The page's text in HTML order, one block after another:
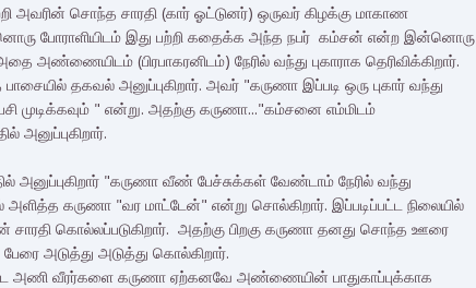
அவரின் சொந்த சாரதி (கார் ஓட்டுனர்) ஒருவர் கிழக்கு மாகாண
போராளியிடம் இது பற்றி கதைக்க அந்த நபர் கம்சன் என்ற இன்னொரு
அண்ணையிடம் (பிரபாகரனிடம்) நேரில் வந்து புகாராக தெரிவிக்கிறார்.
தகவல் அனுப்புகிறார். அவர் "கருணா இப்படி ஒரு புகார் வந்து
முடிக்கவும் " என்று. அதற்கு கருணா..."கம்சனை எம்மிடம்
அனுப்புகிறார் "கருணா வீண் பேச்சுக்கள் வேண்டாம் நேரில் வந்து
அளித்த கருணா "வர மாட்டேன்" என்று சொல்கிறார். இப்படிப்பட்ட நிலையில்
கொல்லப்படுகிறார். அதற்கு பிறகு கருணா தனது சொந்த ஊரை
பேரை அடுத்து அடுத்து கொல்கிறார்.
அணி வீரர்களை கருணா ஏற்கனவே அண்ணையின் பாதுகாப்புக்காக